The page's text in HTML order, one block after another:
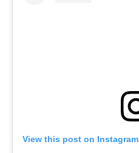
View this post on Instagram